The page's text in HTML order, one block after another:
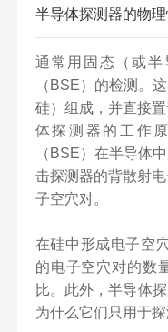
半导体探测器的物
通常用固态（或
（BSE）的检测。
硅）组成，并直接
体探测器的工作
（BSE）在半导体
击探测器的背散射
子空穴对。
在硅中形成电子空
的电子空穴对的数
比。此外，半导体
为什么它们只用于